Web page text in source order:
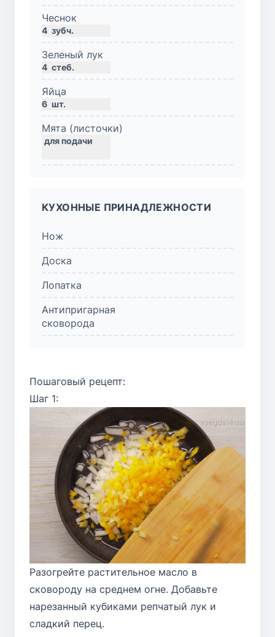
Чеснок
4 зубч.
Зеленый лук
4 стеб.
Яйца
6 шт.
Мята (листочки)
КУХОННЫЕ ПРИНАДЛЕЖНОСТИ
Нож
Доска
Лопатка
Антипригарная
сковорода
Пошаговый рецепт:
Шаг 1:
Разогрейте растительное масло в
сковороду на среднем огне. Добавьте
нарезанный кубиками репчатый лук и
сладкий перец.